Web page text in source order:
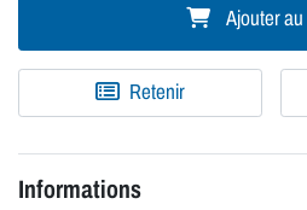
Ajouter
Retenir
Informations